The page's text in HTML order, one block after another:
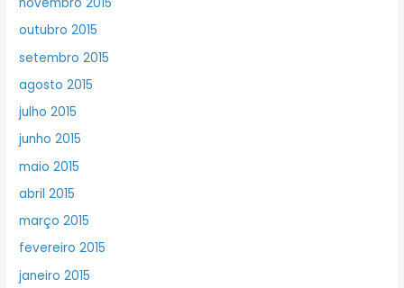
outubro 2015
setembro 2015
agosto 2015
julho 2015
junho 2015
maio 2015
abril 2015
março 2015
fevereiro 2015
janeiro 2015